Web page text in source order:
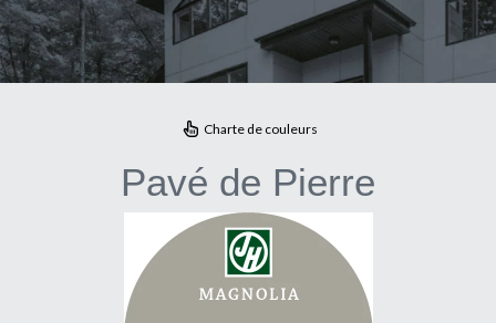
Charte de couleurs
Pavé de Pierre